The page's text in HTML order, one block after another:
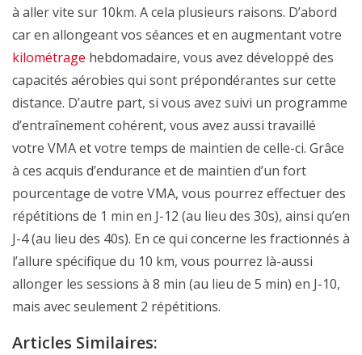
à aller vite sur 10km. A cela plusieurs raisons. D’abord
car en allongeant vos séances et en augmentant votre
kilométrage hebdomadaire, vous avez développé des
capacités aérobies qui sont prépondérantes sur cette
distance. D’autre part, si vous avez suivi un programme
d’entraînement cohérent, vous avez aussi travaillé
votre VMA et votre temps de maintien de celle-ci. Grâce
à ces acquis d’endurance et de maintien d’un fort
pourcentage de votre VMA, vous pourrez effectuer des
répétitions de 1 min en J-12 (au lieu des 30s), ainsi qu’en
J-4 (au lieu des 40s). En ce qui concerne les fractionnés à
l’allure spécifique du 10 km, vous pourrez là-aussi
allonger les sessions à 8 min (au lieu de 5 min) en J-10,
mais avec seulement 2 répétitions.
Articles Similaires: